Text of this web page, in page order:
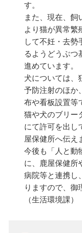
す。
また、現在、飼
より猫が異常繁
して不妊・去勢
るようどうぶつ
進めています。
犬については、
予防注射のほか
布や看板設置等
猫や犬のブリー
にて許可を出し
屋保健所へ伝え
今後も「人と動
に、鹿屋保健所
病院等と連携し
りますので、御
（生活環境課）